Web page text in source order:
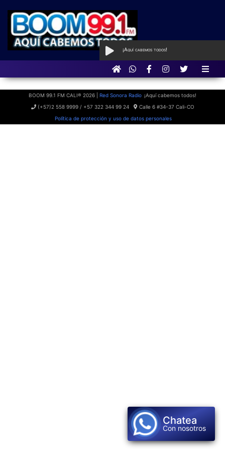
con Qué Programa tan
BOOM
¡Aquí cabemos todos!
Chatea
Con nosotros
BOOM 99.1 FM CALI® 2026 | Red Sonora Radio ¡Aquí cabemos todos!
(+57)2 558 9999 / +57 322 344 99 24
Calle 6 #34-37 Cali-CO
Política de protección y uso de datos personales